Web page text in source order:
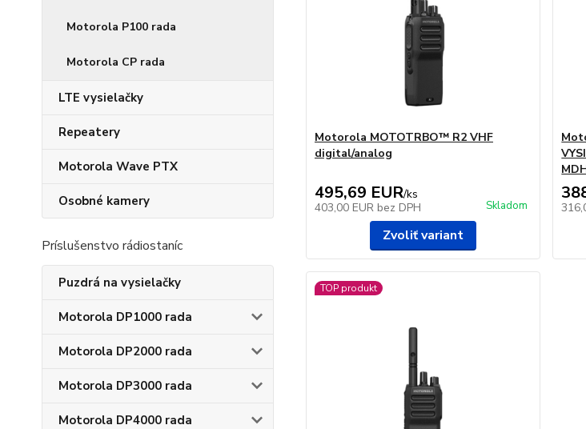
Motorola P100 rada
Motorola CP rada
LTE vysielačky
Repeatery
Motorola Wave PTX
Osobné kamery
Príslušenstvo rádiostaníc
Puzdrá na vysielačky
Motorola DP1000 rada
Motorola DP2000 rada
Motorola DP3000 rada
Motorola DP4000 rada
Motorola MOTOTRBO™ R2 VHF
digital/analog
495,69 EUR/ks
403,00 EUR bez DPH Skladom
Zvoliť variant
TOP produkt